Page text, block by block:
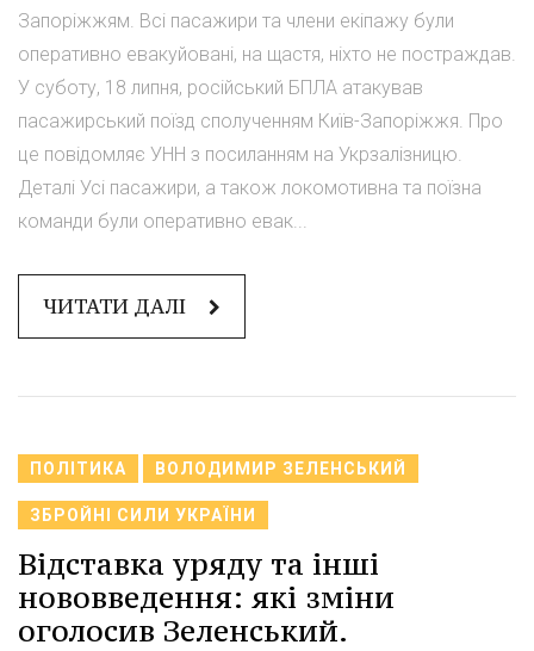
Запоріжжям. Всі пасажири та члени екіпажу були
оперативно евакуйовані, на щастя, ніхто не постраждав.
У суботу, 18 липня, російський БПЛА атакував
пасажирський поїзд сполученням Київ-Запоріжжя. Про
це повідомляє УНН з посиланням на Укрзалізницю.
Деталі Усі пасажири, а також локомотивна та поїзна
команди були оперативно евак...
ЧИТАТИ ДАЛІ
ПОЛІТИКА ВОЛОДИМИР ЗЕЛЕНСЬКИЙ
ЗБРОЙНІ СИЛИ УКРАЇНИ
Відставка уряду та інші
нововведення: які зміни
оголосив Зеленський.